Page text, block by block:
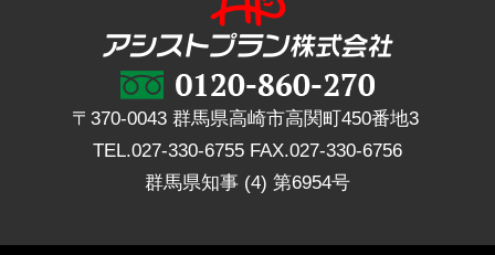
〒370-0043 群馬県高崎市高関町450番地3
TEL.027-330-6755 FAX.027-330-6756
群馬県知事 (4) 第6954号